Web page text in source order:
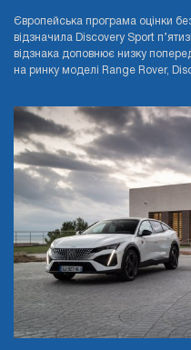
Європейська програма оцінки
відзначила Discovery Sport
відзнака доповнює низку
на ринку моделі Range Rover,